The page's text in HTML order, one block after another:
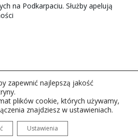
na Podkarpaciu. Służby apelują
Rzeszów S.A. w likwidacj.
zapewnić najlepszą jakość
plików cookie, których używamy,
znajdziesz w ustawieniach.
Ustawienia